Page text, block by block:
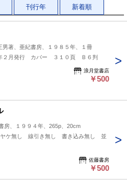
刊行年 新着順
著、亜紀書房、１９８５年、１冊
２月発行 カバー ３１０頁 Ｂ６判
浪月堂書店
￥500
房、１９９４年、265p、20cm
ケ無し 線引き無し 書き込み無し 並
佐藤書房
￥500